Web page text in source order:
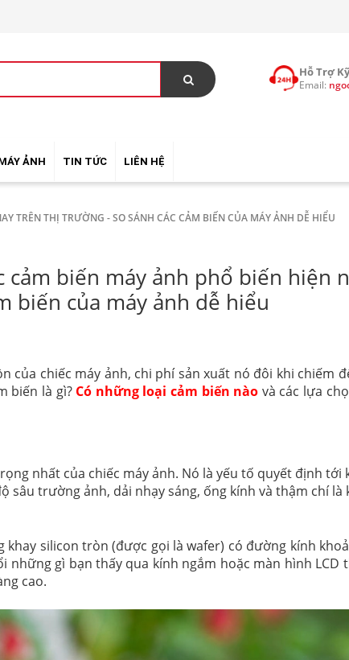
Hỗ Trợ
Email:
ẢNH TIN TỨC LIÊN HỆ
TRÊN THỊ TRƯỜNG - SO SÁNH CÁC CẢM BIẾN CỦA MÁY ẢNH DỄ HIỂU
cảm biến máy ảnh phổ biến hiện
biến của máy ảnh dễ hiểu
của chiếc máy ảnh, chi phí sản xuất nó đôi khi chiếm
biến là gì? Có những loại cảm biến nào và các lựa
nhất của chiếc máy ảnh. Nó là yếu tố quyết định tới
sâu trường ảnh, dải nhạy sáng, ống kính và thậm chí
silicon tròn (được gọi là wafer) có đường kính
những gì bạn thấy qua kính ngắm hoặc màn hình LCD
cao.